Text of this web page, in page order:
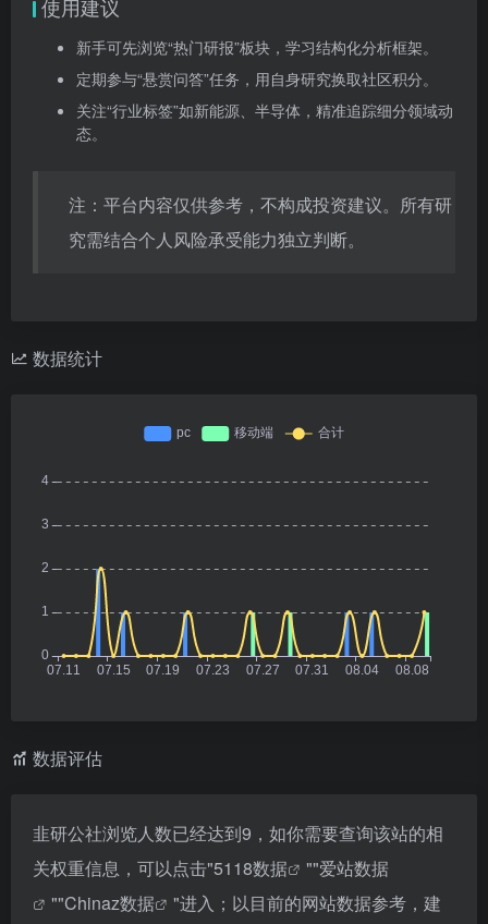
使用建议
新手可先浏览“热门研报”板块，学习结构化分析框架。
定期参与“悬赏问答”任务，用自身研究换取社区积分。
关注“行业标签”如新能源、半导体，精准追踪细分领域动
态。
注：平台内容仅供参考，不构成投资建议。所有研
究需结合个人风险承受能力独立判断。
数据统计
数据评估
韭研公社浏览人数已经达到9，如你需要查询该站的相
关权重信息，可以点击"5118数据 ""爱站数据
""Chinaz数据
"进入；以目前的网站数据参考，建